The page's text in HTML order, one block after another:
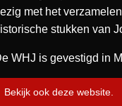
met het
stukken van
WHJ is gevestigd in
Bekijk ook deze website.